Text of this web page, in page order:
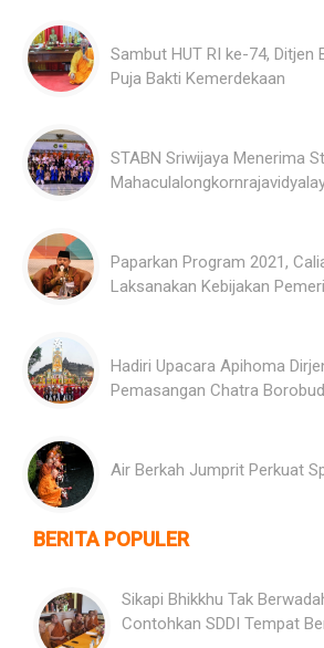
Sambut HUT RI ke-74, Ditjen
Puja Bakti Kemerdekaan
STABN Sriwijaya Menerima
Paparkan Program 2021,
Laksanakan Kebijakan
Hadiri Upacara Apihoma
Pemasangan Chatra
Air Berkah Jumprit Perkuat
BERITA POPULER
Sikapi Bhikkhu Tak
Contohkan SDDI Tempat